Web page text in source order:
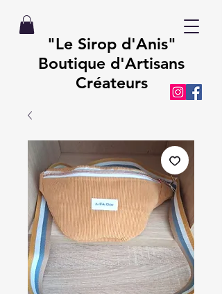
"Le Sirop d'Anis"
Boutique d'Artisans
Créateurs